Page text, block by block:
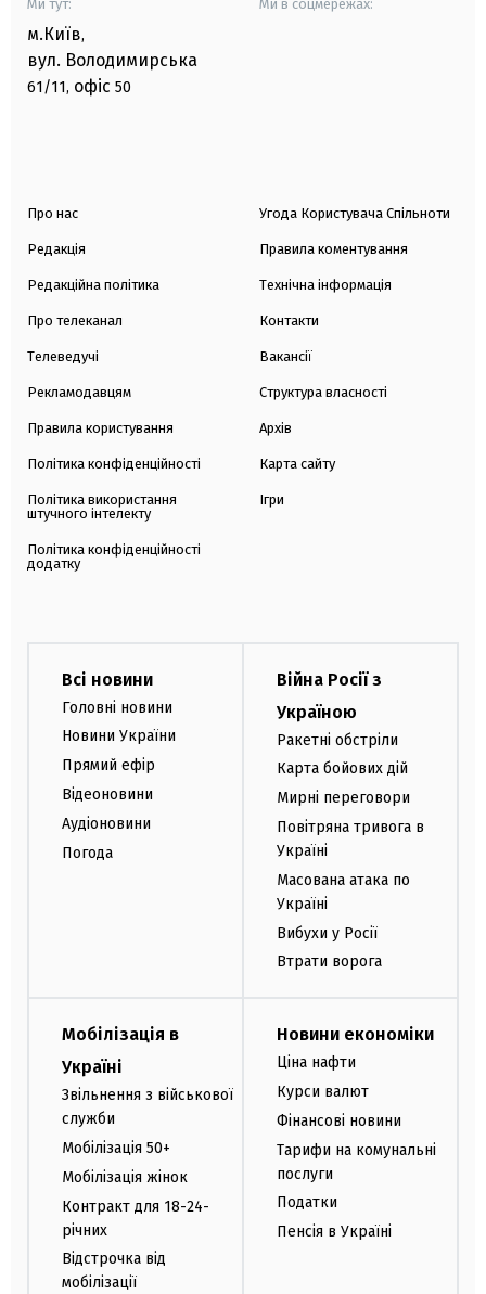
Ми тут:
м.Київ,
вул. Володимирська
61/11, офіс 50
Ми в соцмережах:
Про нас
Редакція
Редакційна політика
Про телеканал
Телеведучі
Рекламодавцям
Правила користування
Політика конфіденційності
Політика використання
штучного інтелекту
Політика конфіденційності
додатку
Угода Користувача Спільноти
Правила коментування
Технічна інформація
Контакти
Вакансії
Структура власності
Архів
Карта сайту
Ігри
Всі новини
Головні новини
Новини України
Прямий ефір
Відеоновини
Аудіоновини
Погода
Війна Росії з
Україною
Ракетні обстріли
Карта бойових дій
Мирні переговори
Повітряна тривога в
Україні
Масована атака по
Україні
Вибухи у Росії
Втрати ворога
Мобілізація в
Україні
Звільнення з військової
служби
Мобілізація 50+
Мобілізація жінок
Контракт для 18-24-
річних
Відстрочка від
мобілізації
Новини економіки
Ціна нафти
Курси валют
Фінансові новини
Тарифи на комунальні
послуги
Податки
Пенсія в Україні